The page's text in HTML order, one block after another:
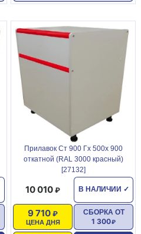
Прилавок Ст 900 Гх 500х 900
откатной (RAL 3000 красный)
[27132]
В НАЛИЧИИ ✓
10 010
ЦЕНА ДНЯ
9 710 СБОРКА ОТ
1 300